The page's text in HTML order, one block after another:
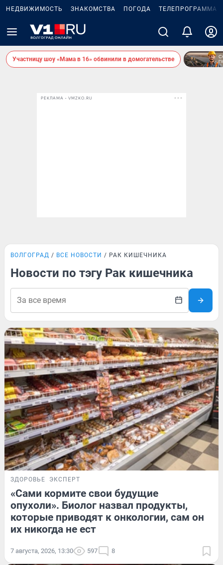
НЕДВИЖИМОСТЬ ЗНАКОМСТВА ПОГОДА ТЕЛЕПРОГРАММА
Участницу шоу «Мама в 16» обвинили в домогательстве
РЕКЛАМА • VMZKO.RU
ВОЛГОГРАД ВСЕ НОВОСТИ РАК КИШЕЧНИКА
Новости по тэгу Рак кишечника
ЗДОРОВЬЕ ЭКСПЕРТ
«Сами кормите свои будущие
опухоли». Биолог назвал продукты,
которые приводят к онкологии, сам он
их никогда не ест
7 августа, 2026, 13:30 597 8